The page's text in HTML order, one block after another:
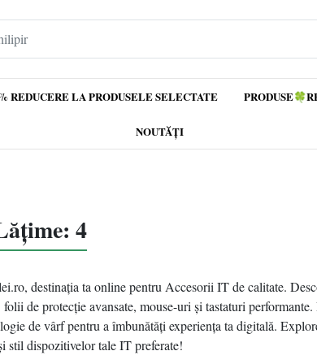
REDUCERE LA PRODUSELE SELECTATE
NOUTĂȚI
4
destinația ta online pentru Accesorii IT de calitate.
de protecție avansate, mouse-uri și tastaturi
de vârf pentru a îmbunătăți experiența ta digitală.
stil dispozitivelor tale IT preferate!